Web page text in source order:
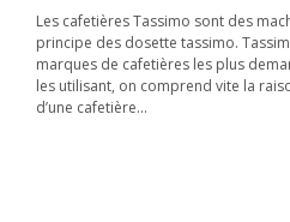
Les cafetières Tassimo sont des
principe des dosette tassimo.
marques de cafetières les plus
les utilisant, on comprend vite la
d’une cafetière...